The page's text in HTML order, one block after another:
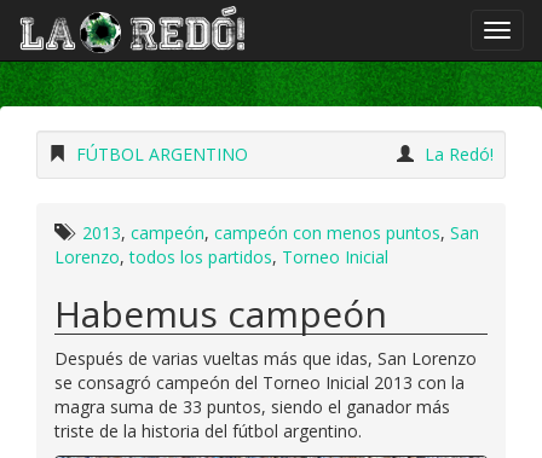
FÚTBOL ARGENTINO La Redó!
2013, campeón, campeón con menos puntos, San
Lorenzo,todos los partidos, Torneo Inicial
Habemus campeón
Después de varias vueltas más que idas, San Lorenzo
se consagró campeón del Torneo Inicial 2013 con la
magra suma de 33 puntos, siendo el ganador más
triste de la historia del fútbol argentino.